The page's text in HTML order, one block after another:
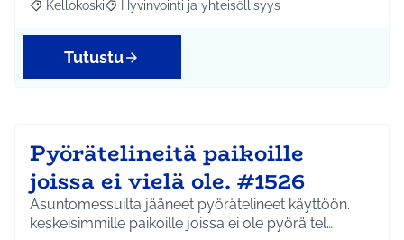
Rajaa tulokset aihepiirin mukaan: Kellokoski
Kellokoski Rajaa tulokset teeman mukaan: Hyvinvointi ja
Hyvinvointi ja yhteisöllisyys
Tutustu
Pyörätelineitä paikoille
joissa ei vielä ole. #1526
Asuntomessuilta jääneet pyörätelineet käyttöön.
keskeisimmille paikoille joissa ei ole pyörä tel…